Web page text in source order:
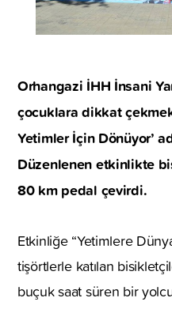
Orhangazi İHH İnsani
çocuklara dikkat
Yetimler İçin Dönüyor’
Düzenlenen etkinlikte
80 km pedal çevirdi.
Etkinliğe “Yetimlere
tişörtlerle katılan
buçuk saat süren bir